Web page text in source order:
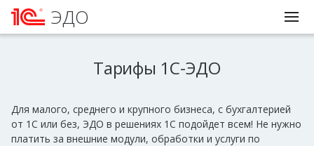
ЭДО
Тарифы 1С-ЭДО
Для малого, среднего и крупного бизнеса, с бухгалтерией
от 1С или без, ЭДО в решениях 1С подойдет всем! Не нужно
платить за внешние модули, обработки и услуги по